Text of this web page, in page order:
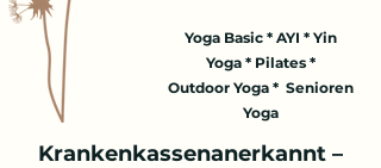
Yoga Basic * AYI * Yin
Yoga * Pilates *
Outdoor Yoga * Senioren
Yoga
Krankenkassenanerkannt –